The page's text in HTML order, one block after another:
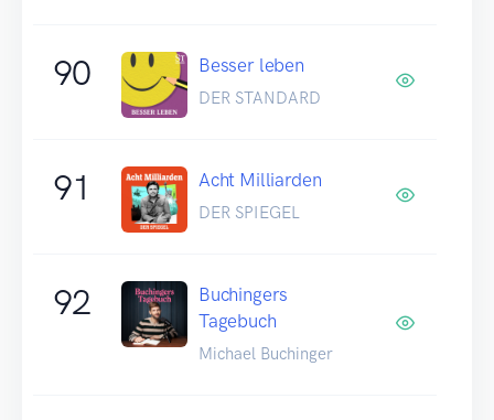
90 Besser leben
DER STANDARD
91 Acht Milliarden
DER SPIEGEL
92
Buchingers
Tagebuch
Michael Buchinger